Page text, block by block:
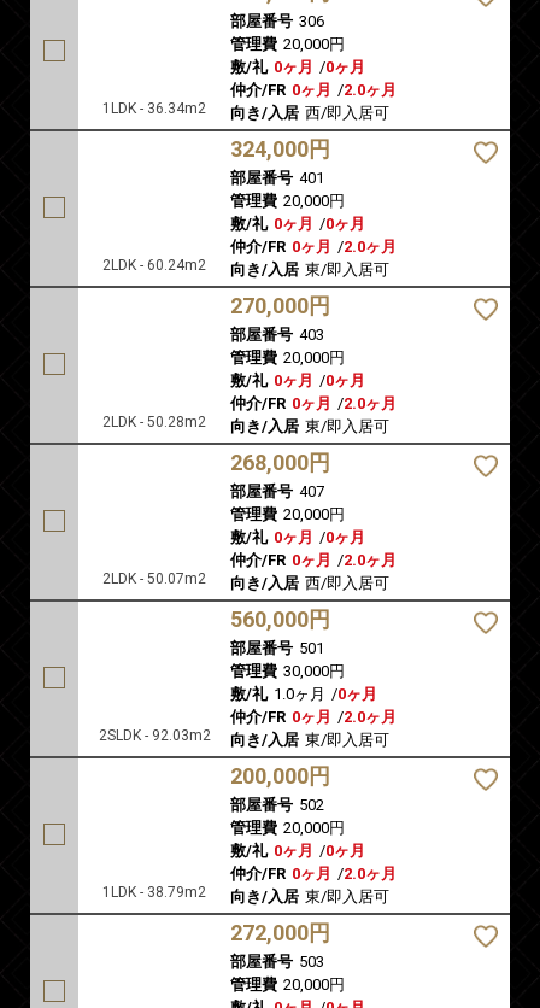
1LDK - 36.34m2
部屋番号 306
管理費 20,000円
敷/礼 0ヶ月 /0ヶ月
仲介/FR 0ヶ月 /2.0ヶ月
向き/入居 西/即入居可
2LDK - 60.24m2
324,000円
部屋番号 401
管理費 20,000円
敷/礼 0ヶ月 /0ヶ月
仲介/FR 0ヶ月 /2.0ヶ月
向き/入居 東/即入居可
2LDK - 50.28m2
270,000円
部屋番号 403
管理費 20,000円
敷/礼 0ヶ月 /0ヶ月
仲介/FR 0ヶ月 /2.0ヶ月
向き/入居 東/即入居可
2LDK - 50.07m2
268,000円
部屋番号 407
管理費 20,000円
敷/礼 0ヶ月 /0ヶ月
仲介/FR 0ヶ月 /2.0ヶ月
向き/入居 西/即入居可
2SLDK - 92.03m2
560,000円
部屋番号 501
管理費 30,000円
敷/礼 1.0ヶ月 /0ヶ月
仲介/FR 0ヶ月 /2.0ヶ月
向き/入居 東/即入居可
1LDK - 38.79m2
200,000円
部屋番号 502
管理費 20,000円
敷/礼 0ヶ月 /0ヶ月
仲介/FR 0ヶ月 /2.0ヶ月
向き/入居 東/即入居可
272,000円
部屋番号 503
管理費 20,000円